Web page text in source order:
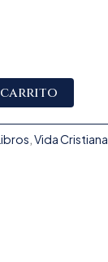
carrito
,Vida Cristiana